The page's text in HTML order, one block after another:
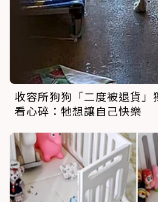
收容所狗狗「二度被退貨」
看心碎：牠想讓自己快樂